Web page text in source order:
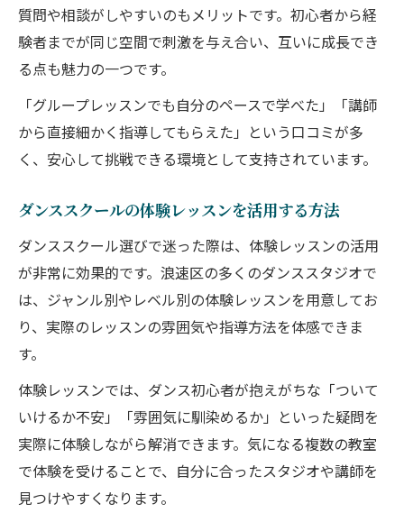
質問や相談がしやすいのもメリットです。初心者から経
験者までが同じ空間で刺激を与え合い、互いに成長でき
る点も魅力の一つです。
「グループレッスンでも自分のペースで学べた」「講師
から直接細かく指導してもらえた」という口コミが多
く、安心して挑戦できる環境として支持されています。
ダンススクールの体験レッスンを活用する方法
ダンススクール選びで迷った際は、体験レッスンの活用
が非常に効果的です。浪速区の多くのダンススタジオで
は、ジャンル別やレベル別の体験レッスンを用意してお
り、実際のレッスンの雰囲気や指導方法を体感できま
す。
体験レッスンでは、ダンス初心者が抱えがちな「ついて
いけるか不安」「雰囲気に馴染めるか」といった疑問を
実際に体験しながら解消できます。気になる複数の教室
で体験を受けることで、自分に合ったスタジオや講師を
見つけやすくなります。